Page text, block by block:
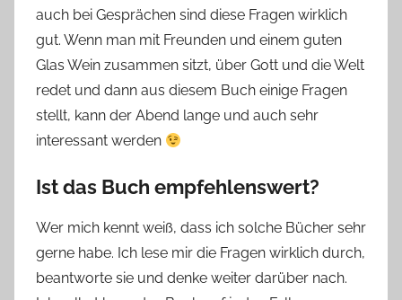
auch bei Gesprächen sind diese Fragen wirklich
gut. Wenn man mit Freunden und einem guten
Glas Wein zusammen sitzt, über Gott und die Welt
redet und dann aus diesem Buch einige Fragen
stellt, kann der Abend lange und auch sehr
interessant werden
Ist das Buch empfehlenswert?
Wer mich kennt weiß, dass ich solche Bücher sehr
gerne habe. Ich lese mir die Fragen wirklich durch,
beantworte sie und denke weiter darüber nach.